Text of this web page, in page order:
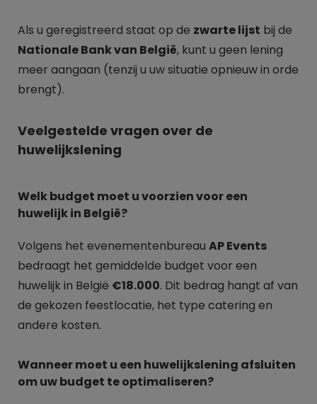
Als u geregistreerd staat op de zwarte lijst bij de
Nationale Bank van België, kunt u geen lening
meer aangaan (tenzij u uw situatie opnieuw in orde
brengt).
Veelgestelde vragen over de
huwelijkslening
Welk budget moet u voorzien voor een
huwelijk in België?
Volgens het evenementenbureau AP Events
bedraagt het gemiddelde budget voor een
huwelijk in België €18.000. Dit bedrag hangt af van
de gekozen feestlocatie, het type catering en
andere kosten.
Wanneer moet u een huwelijkslening afsluiten
om uw budget te optimaliseren?